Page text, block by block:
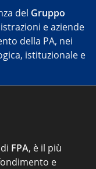
del Gruppo
e aziende
della PA, nei
istituzionale e
FPA, è il più
e